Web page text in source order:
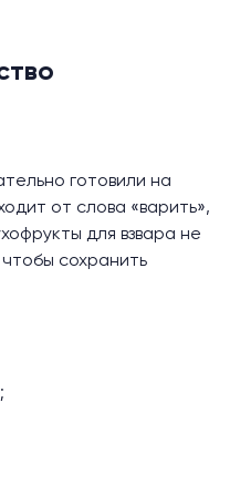
готовили на
от слова «варить»,
для взвара не
сохранить